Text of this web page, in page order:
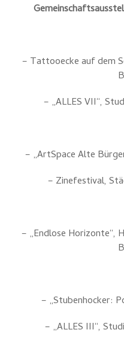
– Tattooecke auf dem
– „ALLES VII“,
– „ArtSpace Alte
– Zinefestival,
– „Endlose Horizonte“,
– „Stubenhocker:
– „ALLES III“,